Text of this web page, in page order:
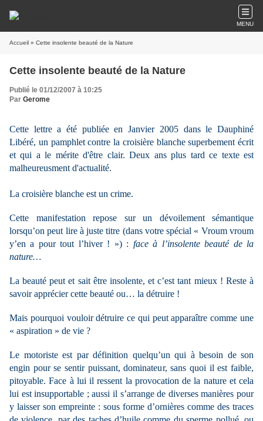
MENU
Accueil » Cette insolente beauté de la Nature
Cette insolente beauté de la Nature
Publié le 01/12/2007 à 10:25
Par Gerome
Cette lettre a été publiée en Janvier 2005 dans le Dauphiné
Libéré, un pamphlet contre la croisière blanche superbement écrit
et qui a le mérite d'être clair. Deux ans plus tard ce texte est
malheureusment d'actualité.
La croisière blanche est un crime.
Cette manifestation repose sur un dévoilement sémantique
lorsqu’on peut lire à juste titre (dans votre spécial « Vroum vroum
y’en a pour tout l’hiver ! ») : face à l’insolente beauté de la
nature…
La beauté peut et sait être insolente, et c’est tant mieux ! Reste à
savoir apprécier cette beauté ou… la détruire !
Mais pourquoi vouloir détruire ce qui peut apparaître comme une
« aspiration » de vie ?
Le motoriste est par définition quelqu’un qui à besoin de son
engin pour se sentir puissant, dominateur, sans quoi il est faible,
pitoyable. Face à lui il ressent la provocation de la nature et cela
lui est insupportable ; aussi il s’arrange de diverses manières pour
y laisser son empreinte : sous forme d’ornières comme des traces